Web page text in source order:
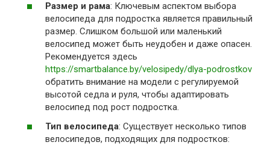
Размер и рама: Ключевым аспектом выбора
велосипеда для подростка является правильный
размер. Слишком большой или маленький
велосипед может быть неудобен и даже опасен.
Рекомендуется здесь
https://smartbalance.by/velosipedy/dlya-podrostkov
обратить внимание на модели с регулируемой
высотой седла и руля, чтобы адаптировать
велосипед под рост подростка.
Тип велосипеда: Существует несколько типов
велосипедов, подходящих для подростков: